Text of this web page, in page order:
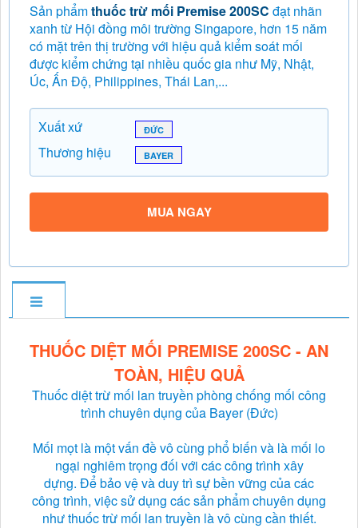
Sản phẩmthuốc trừ mối Premise 200SC đạt nhãn
xanh từ Hội đồng môi trường Singapore, hơn 15 năm
có mặt trên thị trường với hiệu quả kiểm soát mối
được kiểm chứng tại nhiều quốc gia như Mỹ, Nhật,
Úc, Ấn Độ, Philippines, Thái Lan,...
Xuất xứ ĐỨC
Thương hiệu BAYER
MUA NGAY
THUỐC DIỆT MỐI PREMISE 200SC - AN
TOÀN, HIỆU QUẢ
Thuốc diệt trừ mối lan truyền phòng chống mối công
trình chuyên dụng của Bayer (Đức)
Mối mọt là một vấn đề vô cùng phổ biến và là mối lo
ngại nghiêm trọng đối với các công trình xây
dựng. Để bảo vệ và duy trì sự bền vững của các
công trình, việc sử dụng các sản phẩm chuyên dụng
như thuốc trừ mối lan truyền là vô cùng cần thiết.